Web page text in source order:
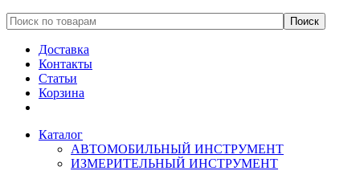
Доставка
Контакты
Статьи
Корзина
Каталог
АВТОМОБИЛЬНЫЙ ИНСТРУМЕНТ
ИЗМЕРИТЕЛЬНЫЙ ИНСТРУМЕНТ